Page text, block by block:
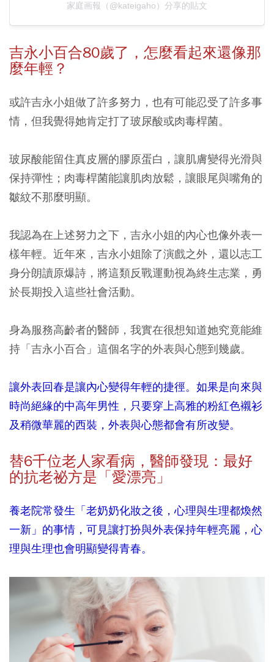
家庭画報（@kateigaho）分享的貼文
吉永小百合80歲了，怎麼看起來還像那
麼年輕？
或許吉永小姐做了許多努力，也有可能忍受了許多事
情，但我覺得她肯定打了玻尿酸或肉毒桿菌。
玻尿酸能留住真皮層的膠原蛋白，讓肌膚變得光滑與
保持彈性；肉毒桿菌能讓肌肉放鬆，讓眼尾與嘴角的
皺紋不那麼明顯。
我認為在上述努力之下，吉永小姐的內心也像外表一
樣年輕。近年來，吉永小姐除了演戲之外，還以志工
身分朗讀原爆詩，將這類反戰運動視為終生志業，勇
於長期投入這些社會活動。
身為服務高齡者的醫師，我實在很想知道她究竟能維
持「吉永小百合」這個名字的外表與心態到幾歲。
讓外表回春是讓內心變得年輕的捷徑。如果是向來與
時尚絕緣的中高年男性，只要穿上高雅的粉紅色襯衫
及稍微華麗的西裝，外表與心態都會有所改變。
替6千位老人家看病，醫師發現：最好
的抗老祕方是「愛漂亮」
養老院常發生「老奶奶化妝之後，心理與生理都煥然
一新」的事情，可見讓打扮與外表保持年輕亮麗，心
理與生理也會明顯變得青春。